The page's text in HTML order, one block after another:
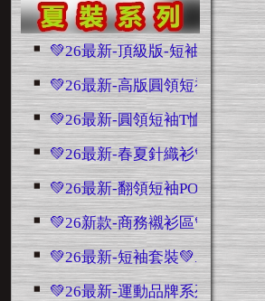
💚26最新-頂級版-短袖💚...4846
💚26最新-高版圓領短袖💚 ...7464
💚26最新-圓領短袖T恤💚...5938
💚26最新-春夏針織衫💚 ...622
💚26最新-翻領短袖POLO💚...2396
💚26新款-商務襯衫區💚...2686
💚26最新-短袖套裝💚 ...3115
💚26最新-運動品牌系列💚 ...990